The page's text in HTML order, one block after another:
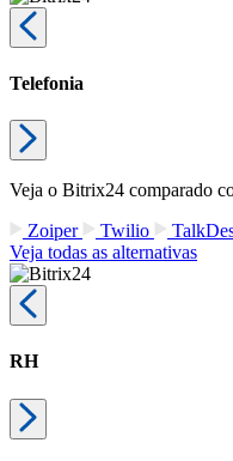
Telefonia
Veja o Bitrix24 comparado
Zoiper
Twilio
Veja todas as alternativas
RH